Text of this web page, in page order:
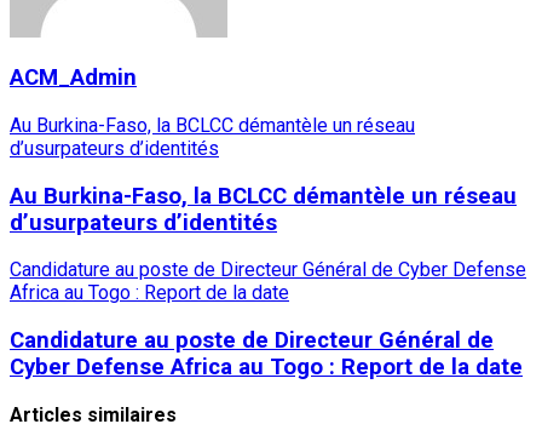
ACM_Admin
Au Burkina-Faso, la BCLCC démantèle un réseau
d’usurpateurs d’identités
Au Burkina-Faso, la BCLCC démantèle un réseau
d’usurpateurs d’identités
Candidature au poste de Directeur Général de Cyber Defense
Africa au Togo : Report de la date
Candidature au poste de Directeur Général de
Cyber Defense Africa au Togo : Report de la date
Articles similaires